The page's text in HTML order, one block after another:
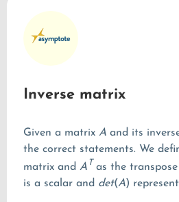
Inverse matrix
Given a matrix A and its
the correct statements.
matrix and A T as the
is a scalar and det(A)